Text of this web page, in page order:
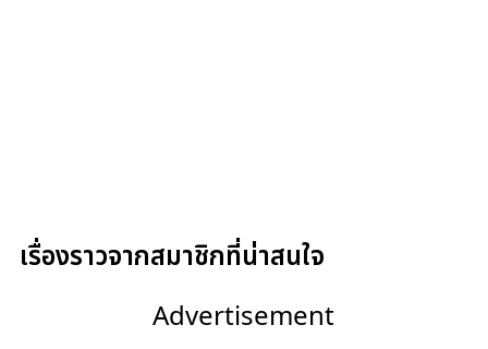
เรื่องราวจากสมาชิกที่น่าสนใจ
Advertisement